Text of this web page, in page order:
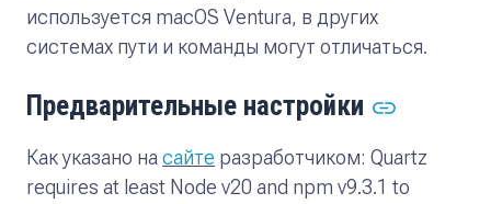
используется macOS Ventura, в других
системах пути и команды могут отличаться.
Предварительные настройки
Как указано на сайте разработчиком: Quartz
requires at least Node v20 and npm v9.3.1 to